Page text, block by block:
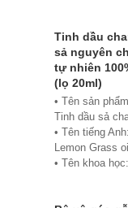
• Chủng loại:
bị xông hơi
• Thành phần
xuất: lá
• Phương pháp
chiết xuất:
cất hơi nước
• Hình thức:
lỏng
Tinh dầu
sả nguyên
tự nhiên
(lọ 20ml)
• Tên sản
Tinh dầu sả
• Tên tiếng Anh:
Lemon Grass oil
• Tên khoa học: